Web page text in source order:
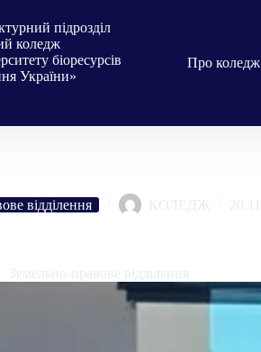
підрозділ
коледж
біоресурсів
України»
Про коледж
відділення КОЛЕДЖ
Земельно-правове відділення